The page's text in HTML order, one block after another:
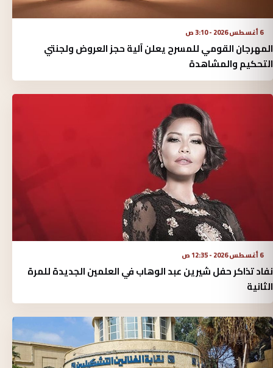
6 أغسطس 2026 - 3:10 ص
المهرجان القومي للمسرح يعلن آلية حجز العروض ولجنتي
التحكيم والمشاهدة
6 أغسطس 2026 - 12:35 ص
نفاد تذاكر حفل شيرين عبد الوهاب في العلمين الجديدة للمرة
الثانية